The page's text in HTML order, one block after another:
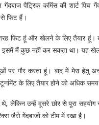
पैट्रिक कमिंस की शार्ट पिच
फिट हैं।
फिट हूं और खेलने के लिए तैयार हूं।
मैं कुछ नहीं कर सकता था। यह खेल
गौर करता हूं। बाद में मेरा हेतु
के लिए तैयार होने को अधिक समय
लेकिन उन्हें दूसरे छोर से पूरा
जैसे गेंदबाजों को टीम में रखा है।